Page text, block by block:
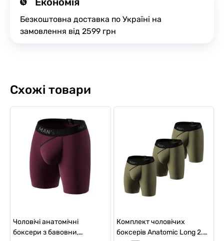
Безкоштовна доставка по Україні на
замовлення від 2599 грн
Схожі товари
Чоловічі анатомічні
боксери з бавовни,
Комплект чоловічих
боксерів Anatomic Long 2.0,